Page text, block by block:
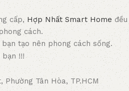
cấp, Hợp Nhất Smart Home
cách.
tạo nên phong cách sống.
!!!
Tân Hòa, TP.HCM